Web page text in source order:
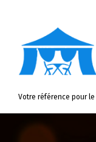
Votre référence pour